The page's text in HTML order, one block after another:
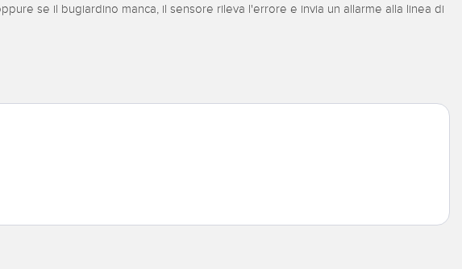
se il bugiardino manca, il sensore rileva l'errore e invia un allarme alla linea di